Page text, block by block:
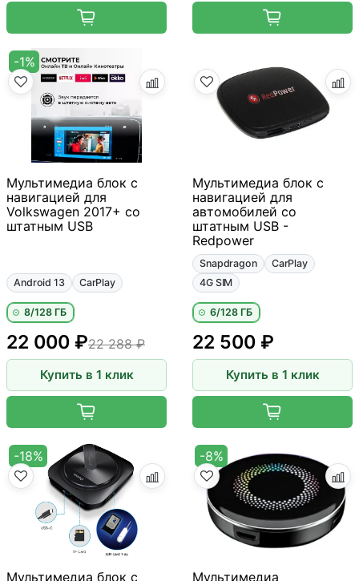
-1%
Мультимедиа блок с
навигацией для
Volkswagen 2017+ со
штатным USB
Android 13 CarPlay
8/128 ГБ
22 288 ₽
22 000 ₽
Купить в 1 клик
Мультимедиа блок с
навигацией для
автомобилей со
штатным USB -
Redpower
Snapdragon
CarPlay
4G SIM
6/128 ГБ
22 500 ₽
Купить в 1 клик
-18%
Мультимедиа блок с
-8%
Мультимедиа